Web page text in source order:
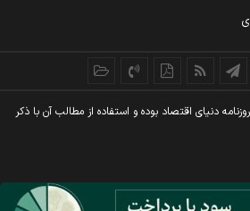
دنيای اقتصاد بوده و استفاده از مطالب آن با ذکر